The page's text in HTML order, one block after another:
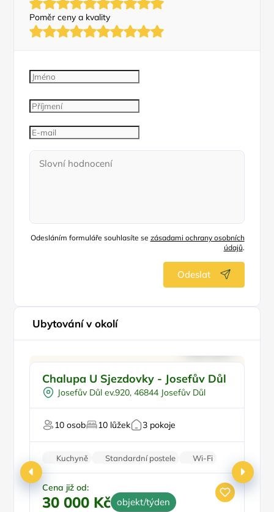
Poměr ceny a kvality
Odesláním formuláře souhlasíte se zásadami ochrany osobních
údajů.
Odeslat
Ubytování v okolí
Pro sportovce
U lesa
U sjezdovky
Doporučujeme
Chalupa U Sjezdovky - Josefův Důl
Josefův Důl ev.920, 46844 Josefův Důl
10 osob 10 lůžek 3 pokoje
Kuchyně Standardní postele
Wi-Fi
Koupelna
Parkování zdarma
Cena již od:
30 000 Kč objekt/týden